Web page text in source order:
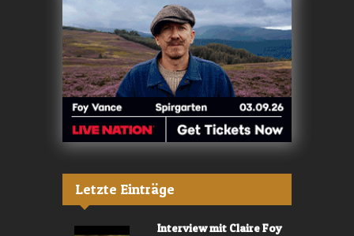
Letzte Einträge
Interview mit Claire Foy